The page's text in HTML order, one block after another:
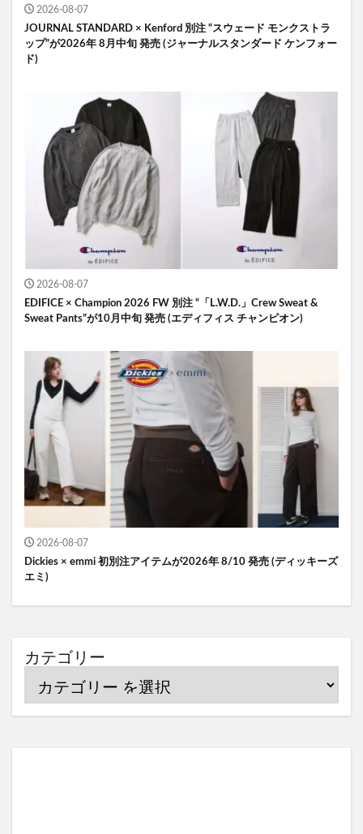
2026-08-07
JOURNAL STANDARD × Kenford 別注 “スウェード モンクストラ
ップ”が2026年 8月中旬 発売 (ジャーナルスタンダード ケンフォー
ド)
2026-08-07
EDIFICE × Champion 2026 FW 別注 “「L.W.D.」Crew Sweat &
Sweat Pants”が10月中旬 発売 (エディフィス チャンピオン)
2026-08-07
Dickies × emmi 初別注アイテムが2026年 8/10 発売 (ディッキーズ
エミ)
カテゴリー